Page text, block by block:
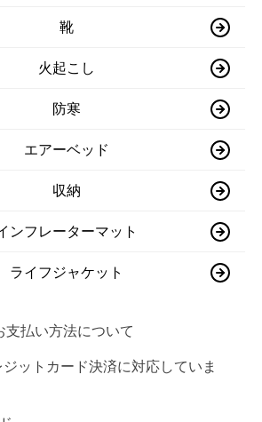
靴
火起こし
防寒
エアーベッド
収納
ンフレーターマット
ライフジャケット
支払い方法について
ットカード決済に対応していま